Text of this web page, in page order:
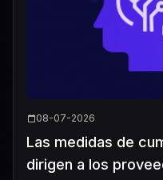
08-07-2026
Las medidas de
dirigen a los